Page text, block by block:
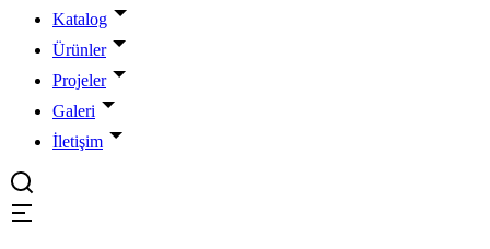
Katalog
Ürünler
Projeler
Galeri
İletişim